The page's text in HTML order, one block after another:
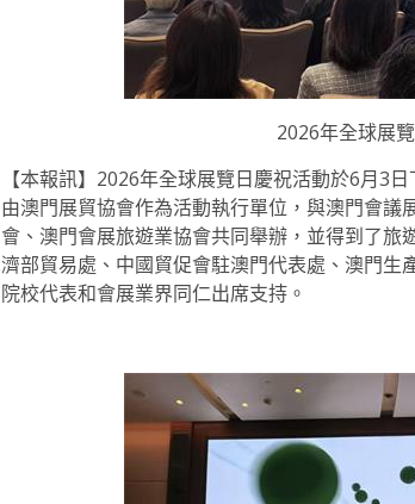
2026年全球展
【本報訊】2026年全球展覽日慶祝活動於6月3
由澳門展貿協會作為活動執行單位，與澳門會
會、澳門會展旅遊業協會共同舉辦，並得到了
濟部貿易處、中國貿促會駐澳門代表處、澳門
院校代表和會展業界同仁出席支持。